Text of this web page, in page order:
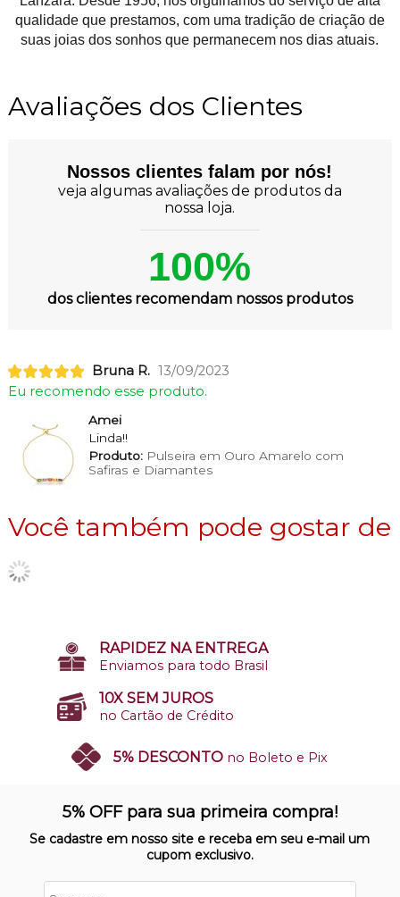
qualidade que prestamos, com uma tradição de criação de
suas joias dos sonhos que permanecem nos dias atuais.
Avaliações dos Clientes
Nossos clientes falam por nós!
veja algumas avaliações de produtos da
nossa loja.
100%
dos clientes recomendam nossos produtos
Bruna R. 13/09/2023
Eu recomendo esse produto.
Amei
Linda!!
Produto:Pulseira em Ouro Amarelo com
Safiras e Diamantes
Você também pode gostar de
RAPIDEZ NA ENTREGA
Enviamos para todo Brasil
10X SEM JUROS
no Cartão de Crédito
5% DESCONTO no Boleto e Pix
Nosso site opera em ambiente
protegido
5% OFF para sua primeira compra!
Se cadastre em nosso site e receba em seu e-mail um
cupom exclusivo.